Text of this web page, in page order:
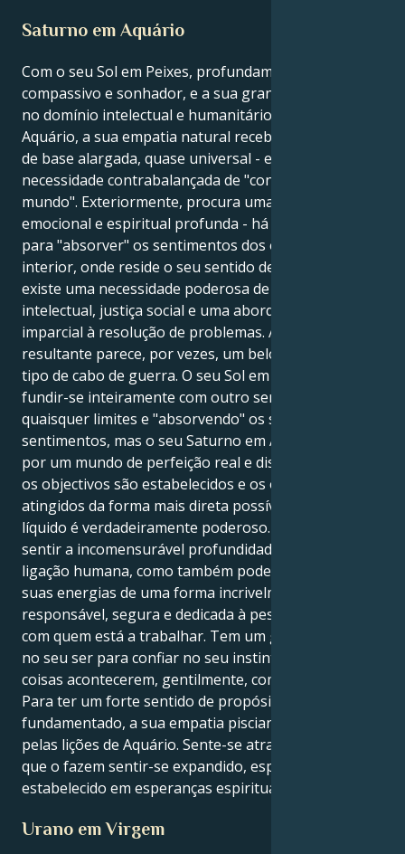
Saturno em Aquário
Com o seu Sol em Peixes, profundamente
compassivo e sonhador, e a sua grande lição de vida
no domínio intelectual e humanitário de Saturno em
Aquário, a sua empatia natural recebeu um sentido
de base alargada, quase universal - e uma
necessidade contrabalançada de "consertar o
mundo". Exteriormente, procura uma ligação
emocional e espiritual profunda - há uma tendência
para "absorver" os sentimentos dos outros. No
interior, onde reside o seu sentido de motivação,
existe uma necessidade poderosa de ordem
intelectual, justiça social e uma abordagem fria e
imparcial à resolução de problemas. A tensão
resultante parece, por vezes, um belo e interessante
tipo de cabo de guerra. O seu Sol em Peixes quer
fundir-se inteiramente com outro ser humano, sem
quaisquer limites e "absorvendo" os seus próprios
sentimentos, mas o seu Saturno em Aquário anseia
por um mundo de perfeição real e discernível, onde
os objectivos são estabelecidos e os objectivos são
atingidos da forma mais direta possível. O impacto
líquido é verdadeiramente poderoso. Não só pode
sentir a incomensurável profundidade espiritual da
ligação humana, como também pode transmitir as
suas energias de uma forma incrivelmente
responsável, segura e dedicada à pessoa ou pessoas
com quem está a trabalhar. Tem um grande poder
no seu ser para confiar no seu instinto e fazer as
coisas acontecerem, gentilmente, com segurança.
Para ter um forte sentido de propósito
fundamentado, a sua empatia pisciana é dirigida
pelas lições de Aquário. Sente-se atraído por relações
que o fazem sentir-se expandido, esperançoso e
estabelecido em esperanças espirituais partilhadas.
Urano em Virgem